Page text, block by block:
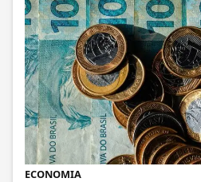
ECONOMIA